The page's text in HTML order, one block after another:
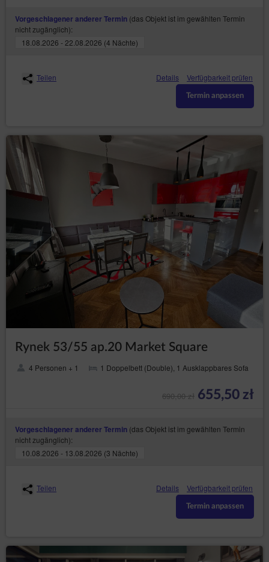
Vorgeschlagener anderer Termin (das Objekt ist im gewählten Termin
nicht zugänglich):
18.08.2026 - 22.08.2026 (4 Nächte)
Teilen Details Verfügbarkeit prüfen
Termin anpassen
Rynek 53/55 ap.20 Market Square
4 Personen + 1 1 Doppelbett (Double), 1 Ausklappbares Sofa
690,00 zł 655,50 zł
Vorgeschlagener anderer Termin (das Objekt ist im gewählten Termin
nicht zugänglich):
10.08.2026 - 13.08.2026 (3 Nächte)
Teilen Details Verfügbarkeit prüfen
Termin anpassen